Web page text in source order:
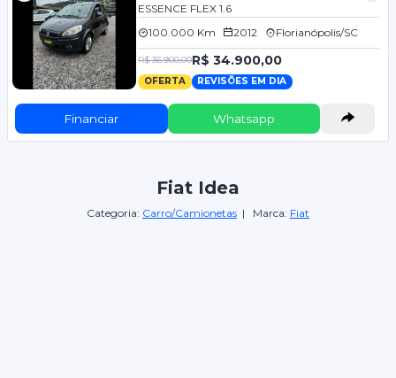
ESSENCE FLEX 1.6
100.000 Km
2012 Florianópolis/SC
R$ 36.900,00R$ 34.900,00
OFERTA REVISÕES EM DIA
Financiar Whatsapp
Fiat Idea
Categoria: Carro/Camionetas | Marca: Fiat